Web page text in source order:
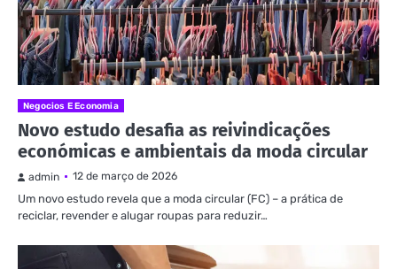
Negocios E Economia
Novo estudo desafia as reivindicações
económicas e ambientais da moda circular
admin 12 de março de 2026
Um novo estudo revela que a moda circular (FC) – a prática de
reciclar, revender e alugar roupas para reduzir…